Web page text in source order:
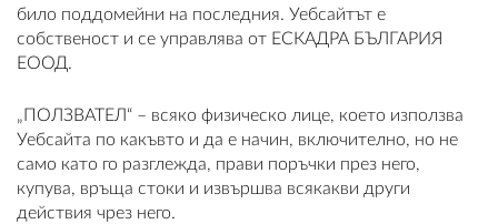
било поддомейни на последния. Уебсайтът е
собственост и се управлява от ЕСКАДРА БЪЛГАРИЯ
ЕООД.
„ПОЛЗВАТЕЛ“ – всяко физическо лице, което използва
Уебсайта по какъвто и да е начин, включително, но не
само като го разглежда, прави поръчки през него,
купува, връща стоки и извършва всякакви други
действия чрез него.
РЕГИСТРАЦИЯ
КОНТАКТИ